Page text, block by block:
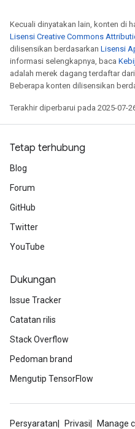
Kecuali dinyatakan lain, konten di
Lisensi Creative Commons
dilisensikan berdasarkan Lisensi
informasi selengkapnya, baca
adalah merek dagang terdaftar
Beberapa konten dilisensikan
Terakhir diperbarui pada 2025-07-
Tetap terhubung
Blog
Forum
GitHub
Twitter
YouTube
Dukungan
Issue Tracker
Catatan rilis
Stack Overflow
Pedoman brand
Mengutip TensorFlow
Persyaratan Privasi
Manage